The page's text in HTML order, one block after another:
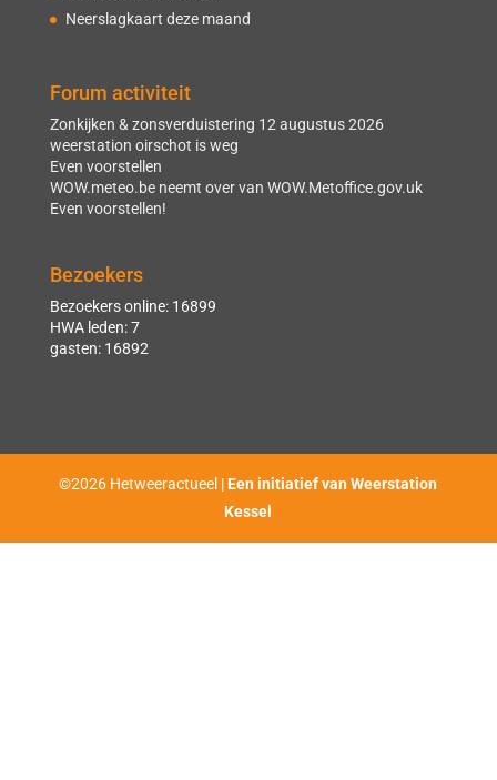
Neerslagkaart deze maand
Forum activiteit
Zonkijken & zonsverduistering 12 augustus 2026
weerstation oirschot is weg
Even voorstellen
WOW.meteo.be neemt over van WOW.Metoffice.gov.uk
Even voorstellen!
Bezoekers
Bezoekers online: 16899
HWA leden: 7
gasten: 16892
©2026 Hetweeractueel |Een initiatief van Weerstation
Kessel